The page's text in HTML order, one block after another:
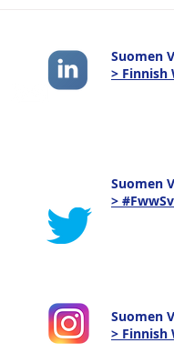
Suomen
> Finnish
Suomen
>
Suomen
> Finnish